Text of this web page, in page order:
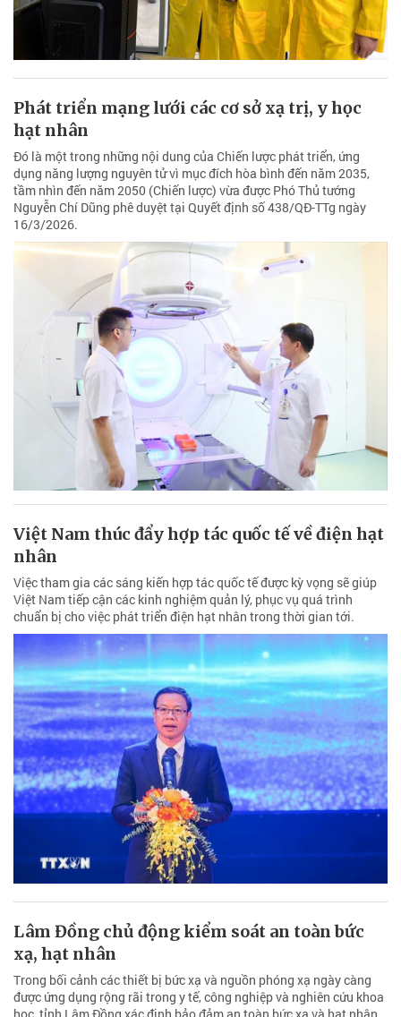
Phát triển mạng lưới các cơ sở xạ trị, y học
hạt nhân
Đó là một trong những nội dung của Chiến lược phát triển, ứng
dụng năng lượng nguyên tử vì mục đích hòa bình đến năm 2035,
tầm nhìn đến năm 2050 (Chiến lược) vừa được Phó Thủ tướng
Nguyễn Chí Dũng phê duyệt tại Quyết định số 438/QĐ-TTg ngày
16/3/2026.
Việt Nam thúc đẩy hợp tác quốc tế về điện hạt
nhân
Việc tham gia các sáng kiến hợp tác quốc tế được kỳ vọng sẽ giúp
Việt Nam tiếp cận các kinh nghiệm quản lý, phục vụ quá trình
chuẩn bị cho việc phát triển điện hạt nhân trong thời gian tới.
Lâm Đồng chủ động kiểm soát an toàn bức
xạ, hạt nhân
Trong bối cảnh các thiết bị bức xạ và nguồn phóng xạ ngày càng
được ứng dụng rộng rãi trong y tế, công nghiệp và nghiên cứu khoa